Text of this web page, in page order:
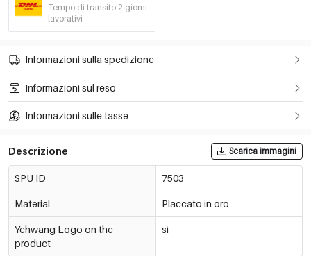
Tempo di transito 2 giorni
lavorativi
Informazioni sulla spedizione
Informazioni sul reso
Informazioni sulle tasse
Descrizione Scarica immagini
SPU ID 7503
Material Placcato in oro
Yehwang Logo on the
product
sì